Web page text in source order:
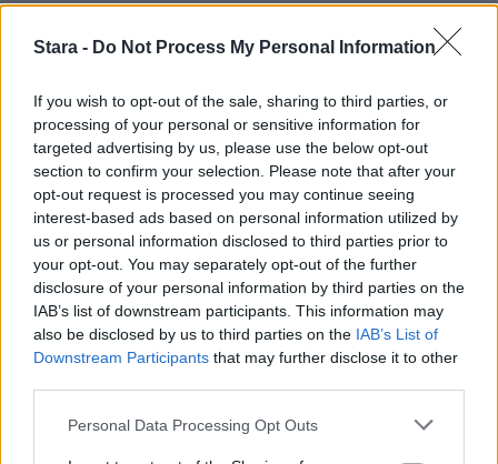
Stara - Do Not Process My Personal Information
If you wish to opt-out of the sale, sharing to third parties, or
processing of your personal or sensitive information for
targeted advertising by us, please use the below opt-out
section to confirm your selection. Please note that after your
opt-out request is processed you may continue seeing
interest-based ads based on personal information utilized by
us or personal information disclosed to third parties prior to
your opt-out. You may separately opt-out of the further
disclosure of your personal information by third parties on the
IAB’s list of downstream participants. This information may
also be disclosed by us to third parties on the IAB’s List of
Downstream Participants that may further disclose it to other
Personal Data Processing Opt Outs
Staran luetuimmat
1
UUTISET
Leskeneläke ei kuulu kaikille –